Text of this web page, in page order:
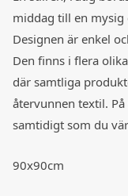
middag till en
Designen är enkel
Den finns i flera
där samtliga
återvunnen textil.
samtidigt som du
90x90cm